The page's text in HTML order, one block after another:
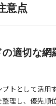
意点
適切な網
プトとして活用
理し、優先順